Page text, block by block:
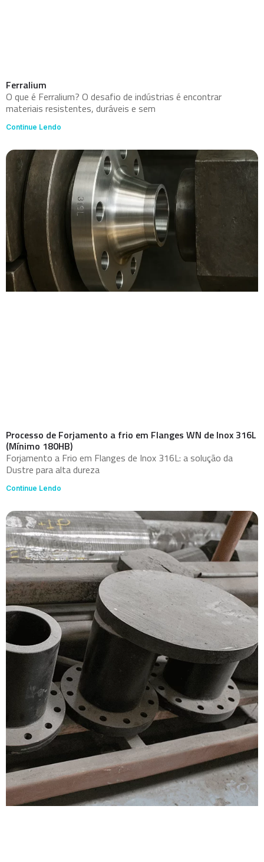
Ferralium
O que é Ferralium? O desafio de indústrias é encontrar
materiais resistentes, duráveis e sem
Continue Lendo
Processo de Forjamento a frio em Flanges WN de Inox 316L
(Mínimo 180HB)
Forjamento a Frio em Flanges de Inox 316L: a solução da
Dustre para alta dureza
Continue Lendo